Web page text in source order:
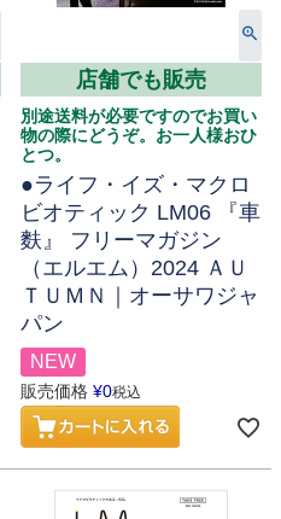
店舗でも販売
別途送料が必要ですのでお買い
物の際にどうぞ。お一人様おひ
とつ。
●ライフ・イズ・マクロ
ビオティック LM06 『車
麩』 フリーマガジン
（エルエム）2024 ＡＵ
ＴＵＭＮ｜オーサワジャ
パン
NEW
販売価格 ¥0税込